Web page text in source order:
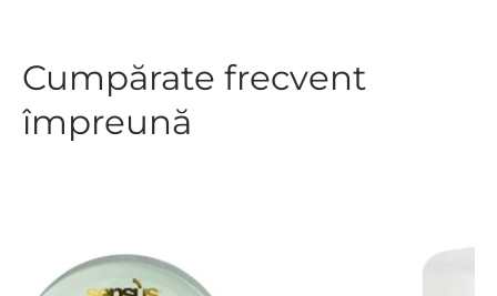
Cumpărate frecvent
împreună